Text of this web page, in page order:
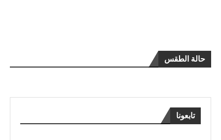
حالة الطقس
تابعونا